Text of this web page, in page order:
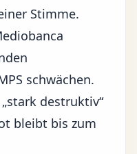
Stimme.
schwächen.
destruktiv“
bleibt bis zum